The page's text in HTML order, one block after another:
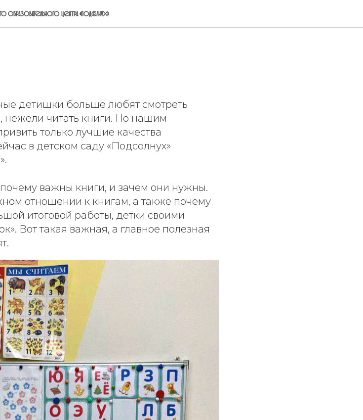
образовательного центра «Подсолнух»
детишки больше любят смотреть
нежели читать книги. Но нашим
только лучшие качества
в детском саду «Подсолнух»
важны книги, и зачем они нужны.
отношении к книгам, а также почему
итоговой работы, детки своими
Вот такая важная, а главное полезная